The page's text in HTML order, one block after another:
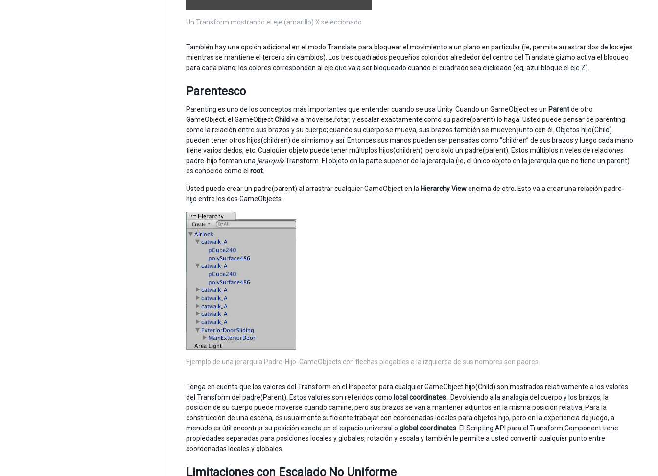
Un Transform mostrando el eje (amarillo) X seleccionado
También hay una opción adicional en el modo Translate para bloquear el movimiento a un plano en particular (ie, permite arrastrar dos de los ejes
mientras se mantiene el tercero sin cambios). Los tres cuadrados pequeños coloridos alrededor del centro del Translate gizmo activa el bloqueo
para cada plano; los colores corresponden al eje que va a ser bloqueado cuando el cuadrado sea clickeado (eg, azul bloque el eje Z).
Parentesco
Parenting es uno de los conceptos más importantes que entender cuando se usa Unity. Cuando un GameObject es un Parentde otro
GameObject, el GameObjectChildva a moverse,rotar, y escalar exactamente como su padre(parent) lo haga. Usted puede pensar de parenting
como la relación entre sus brazos y su cuerpo; cuando su cuerpo se mueva, sus brazos también se mueven junto con él. Objetos hijo(Child)
pueden tener otros hijos(children) de sí mismo y así. Entonces sus manos pueden ser pensadas como “children” de sus brazos y luego cada mano
tiene varios dedos, etc. Cualquier objeto puede tener múltiplos hijos(children), pero solo un padre(parent). Estos múltiplos niveles de relaciones
padre-hijo forman una jerarquíaTransform. El objeto en la parte superior de la jerarquía (ie, el único objeto en la jerarquía que no tiene un parent)
es conocido como el root
Usted puede crear un padre(parent) al arrastrar cualquier GameObject en la Hierarchy Viewencima de otro. Esto va a crear una relación padre-
hijo entre los dos GameObjects.
Ejemplo de una jerarquía Padre-Hijo. GameObjects con flechas plegables a la izquierda de sus nombres son padres.
Tenga en cuenta que los valores del Transform en el Inspector para cualquier GameObject hijo(Child) son mostrados relativamente a los valores
del Transform del padre(Parent). Estos valores son referidos como local coordinates .. Devolviendo a la analogía del cuerpo y los brazos, la
posición de su cuerpo puede moverse cuando camine, pero sus brazos se van a mantener adjuntos en la misma posición relativa. Para la
construcción de una escena, es usualmente suficiente trabajar con coordenadas locales para objetos hijo, pero en la experiencia de juego, a
menudo es útil encontrar su posición exacta en el espacio universal o global coordinates . El Scripting API para el Transform Component tiene
propiedades separadas para posiciones locales y globales, rotación y escala y también le permite a usted convertir cualquier punto entre
coordenadas locales y globales.
Limitaciones con Escalado No Uniforme